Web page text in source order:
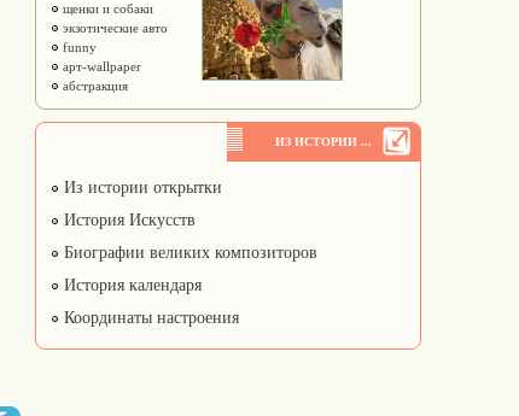
щенки и собаки
экзотические авто
funny
арт-wallpaper
абстракция
ИЗ ИСТОРИИ ...
Из истории открытки
История Искусств
Биографии великих композиторов
История календаря
Координаты настроения